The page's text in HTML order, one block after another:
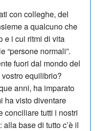
con colleghe, del
a qualcuno che
e i cui ritmi di vita
“persone normali”.
fuori dal mondo del
equilibrio?
anni, ha imparato
ha visto diventare
conciliare tutti i nostri
base di tutto c’è il